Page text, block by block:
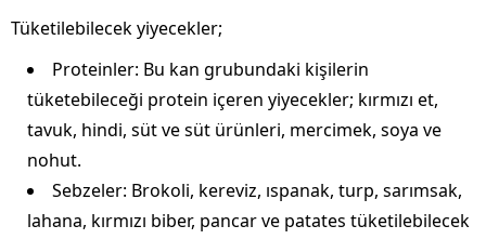
Tüketilebilecek yiyecekler;
Proteinler: Bu kan grubundaki kişilerin
tüketebileceği protein içeren yiyecekler; kırmızı et,
tavuk, hindi, süt ve süt ürünleri, mercimek, soya ve
nohut.
Sebzeler: Brokoli, kereviz, ıspanak, turp, sarımsak,
lahana, kırmızı biber, pancar ve patates tüketilebilecek